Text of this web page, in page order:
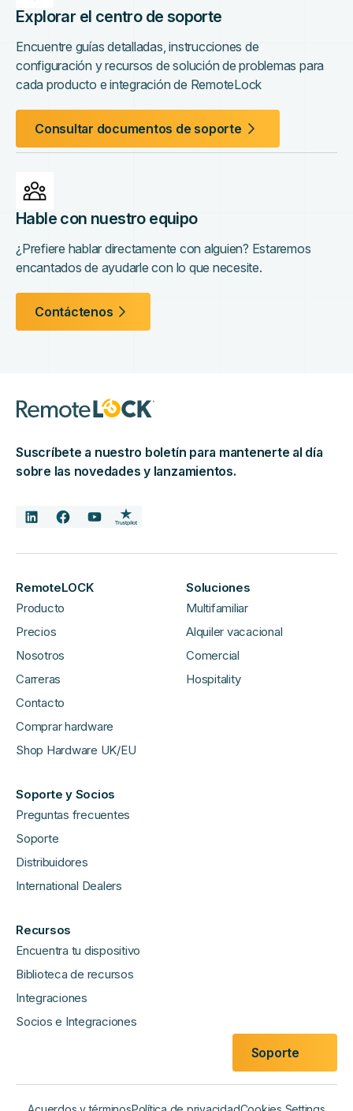
Explorar el centro de soporte
Encuentre guías detalladas, instrucciones de
configuración y recursos de solución de problemas para
cada producto e integración de RemoteLock
Consultar documentos de soporte
Hable con nuestro equipo
¿Prefiere hablar directamente con alguien? Estaremos
encantados de ayudarle con lo que necesite.
Contáctenos
Suscríbete a nuestro boletín para mantenerte al día
sobre las novedades y lanzamientos.
RemoteLOCK
Producto
Precios
Nosotros
Carreras
Contacto
Comprar hardware
Shop Hardware UK/EU
Soluciones
Multifamiliar
Alquiler vacacional
Comercial
Hospitality
Soporte y Socios
Preguntas frecuentes
Soporte
Distribuidores
International Dealers
Recursos
Encuentra tu dispositivo
Biblioteca de recursos
Integraciones
Socios e Integraciones
Soporte